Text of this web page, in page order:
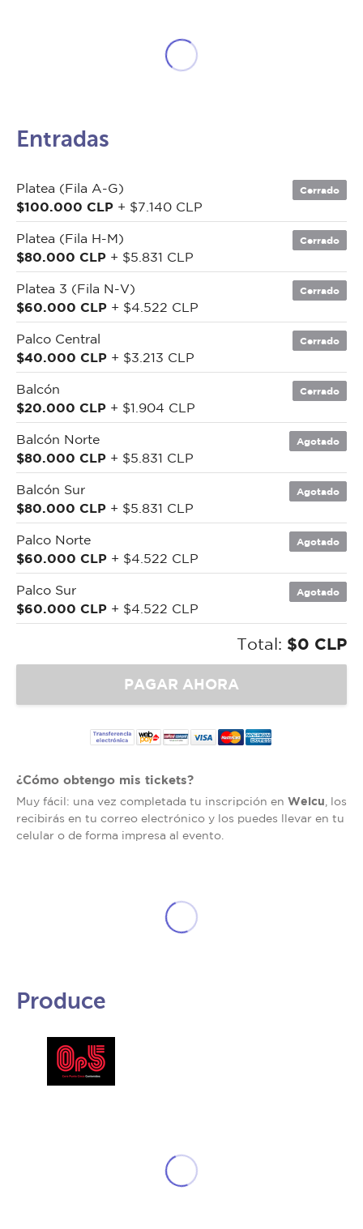
Entradas
Platea (Fila A-G)
$100.000 CLP + $7.140 CLP
Cerrado
Platea (Fila H-M)
$80.000 CLP + $5.831 CLP
Cerrado
Platea 3 (Fila N-V)
$60.000 CLP + $4.522 CLP
Cerrado
Palco Central
$40.000 CLP + $3.213 CLP
Cerrado
Balcón
$20.000 CLP + $1.904 CLP
Cerrado
Balcón Norte
$80.000 CLP + $5.831 CLP
Agotado
Balcón Sur
$80.000 CLP + $5.831 CLP
Agotado
Palco Norte
$60.000 CLP + $4.522 CLP
Agotado
Palco Sur
$60.000 CLP + $4.522 CLP
Agotado
Total: $0 CLP
¿Cómo obtengo mis tickets?
Muy fácil: una vez completada tu inscripción en Welcu , los
recibirás en tu correo electrónico y los puedes llevar en tu
celular o de forma impresa al evento.
Produce